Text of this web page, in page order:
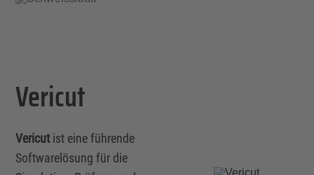
Vericut
Vericutist eine führende
Softwarelösung für die